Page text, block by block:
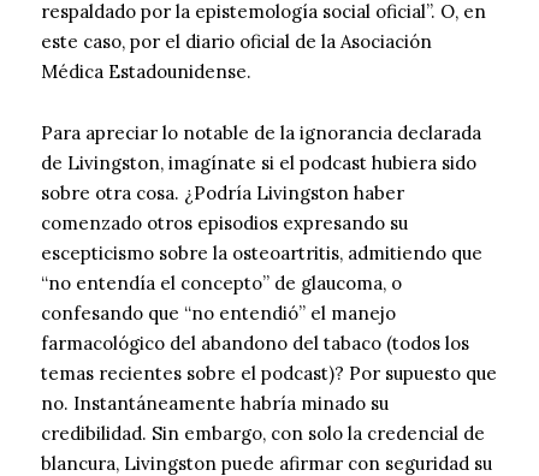
respaldado por la epistemología social oficial”. O, en
este caso, por el diario oficial de la Asociación
Médica Estadounidense.
Para apreciar lo notable de la ignorancia declarada
de Livingston, imagínate si el podcast hubiera sido
sobre otra cosa. ¿Podría Livingston haber
comenzado otros episodios expresando su
escepticismo sobre la osteoartritis, admitiendo que
“no entendía el concepto” de glaucoma, o
confesando que “no entendió” el manejo
farmacológico del abandono del tabaco (todos los
temas recientes sobre el podcast)? Por supuesto que
no. Instantáneamente habría minado su
credibilidad. Sin embargo, con solo la credencial de
blancura, Livingston puede afirmar con seguridad su